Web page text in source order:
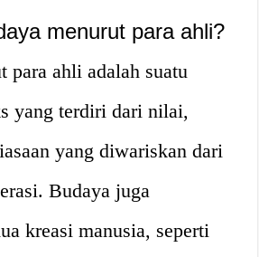
menurut para ahli?
para ahli adalah suatu
yang terdiri dari nilai,
yang diwariskan dari
Budaya juga
kreasi manusia, seperti